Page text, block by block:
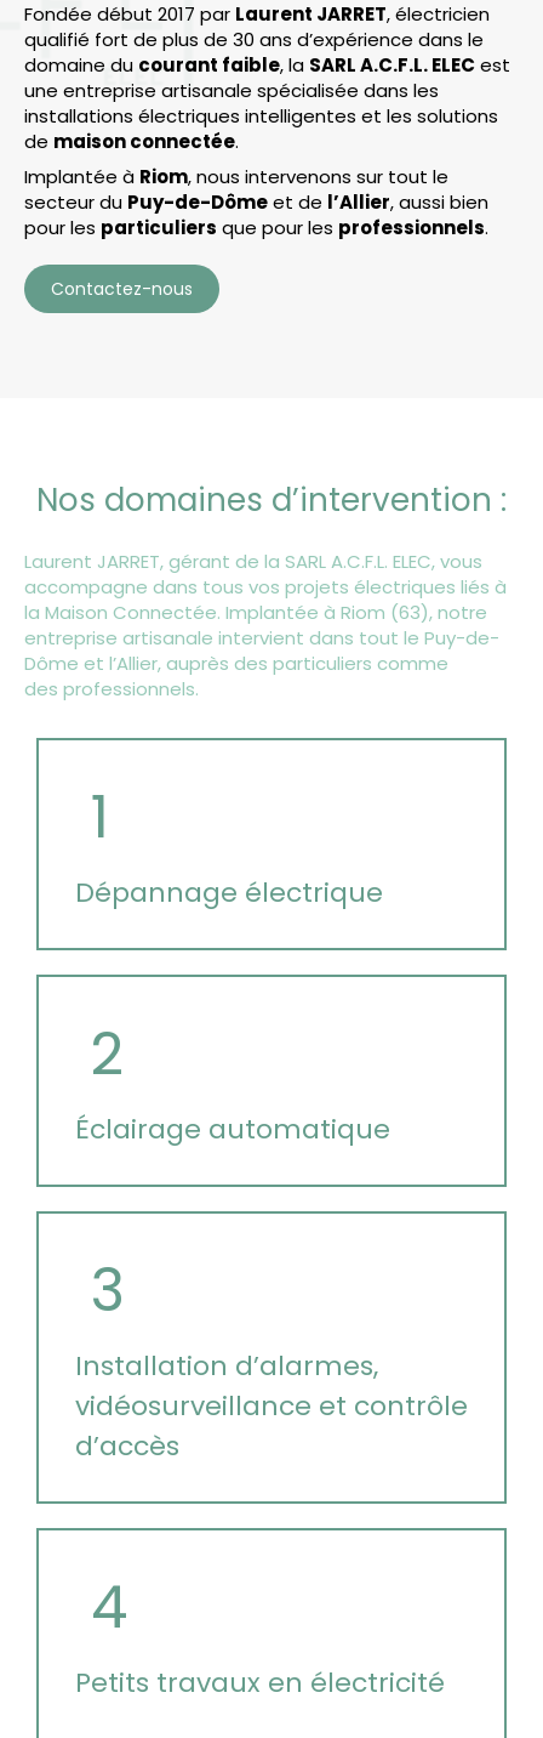
Fondée début 2017 par Laurent JARRET, électricien
qualifié fort de plus de 30 ans d’expérience dans le
domaine du courant faible, la SARL A.C.F.L. ELEC est
une entreprise artisanale spécialisée dans les
installations électriques intelligentes et les solutions
de maison connectée.
Implantée à Riom, nous intervenons sur tout le
secteur du Puy-de-Dômeet de l’Allier, aussi bien
pour les particuliers que pour les professionnels.
Contactez-nous
Nos domaines d’intervention :
Laurent JARRET, gérant de la SARL A.C.F.L. ELEC, vous
accompagne dans tous vos projets électriques liés à
la Maison Connectée. Implantée à Riom (63), notre
entreprise artisanale intervient dans tout le Puy-de-
Dôme et l’Allier, auprès des particuliers comme
des professionnels.
1
Dépannage électrique
2
Éclairage automatique
3
Installation d’alarmes,
vidéosurveillance et contrôle
d’accès
4
Petits travaux en électricité